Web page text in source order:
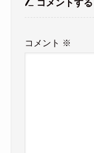
コメントする
コメント ※